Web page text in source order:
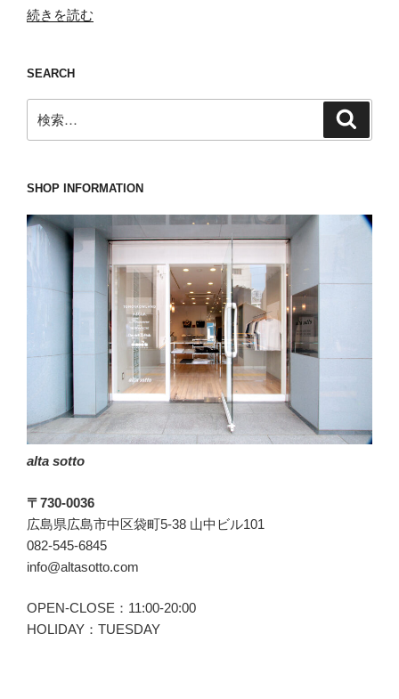
“メ
で
は
少々
珍
い
レ
ン
テ
の
責
私
が
と
の
続きを読む
SEARCH
索:
SHOP INFORMATION
alta sotto
〒730-0036
広島県広島市中区袋町5-38 山中ビル101
082-545-6845
info@altasotto.com
OPEN-CLOSE：11:00-20:00
HOLIDAY：TUESDAY